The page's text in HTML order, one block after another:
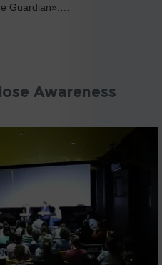
Guardian».…
Awareness